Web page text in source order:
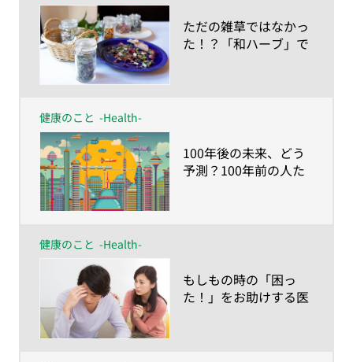
​ただの雑草ではなかっ
た！？「和ハーブ」で
健康のこと -Health-
​100年後の未来、どう
予測？100年前の人た
健康のこと -Health-
​もしもの時の「困っ
た！」をお助けする医